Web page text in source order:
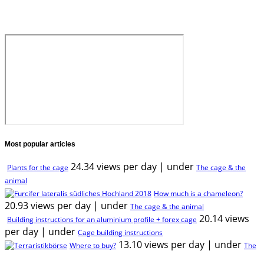
Most popular articles
Plants for the cage 24.34 views per day | under The cage & the
animal
How much is a chameleon?
20.93 views per day | under The cage & the animal
Building instructions for an aluminium profile + forex cage 20.14 views
per day | under Cage building instructions
Where to buy? 13.10 views per day | under The